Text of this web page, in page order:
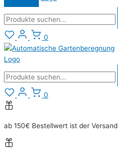
0
0
ab 150€ Bestellwert ist der Versand